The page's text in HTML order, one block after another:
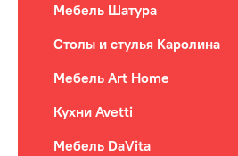
Мебель Шатура
Столы и стулья Каролина
Мебель Art Home
Кухни Avetti
Мебель DaVita